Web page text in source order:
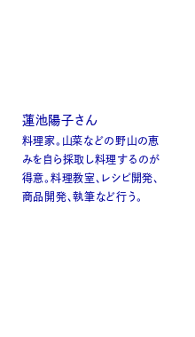
蓮池陽子さん
料理家。山菜などの野山の恵
みを自ら採取し料理するのが
得意。料理教室、レシピ開発、
商品開発、執筆など行う。